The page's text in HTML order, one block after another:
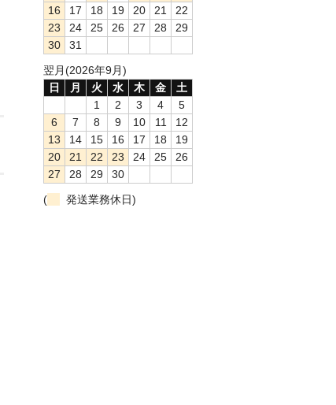
16
17 18 19 20 21
22
23
24 25 26 27 28
29
30
31
翌月(2026年9月)
日
月 火 水 木 金
土
1
2 3 4
5
6
7 8 9 10 11
12
13
14 15 16 17 18
19
20
21 22 23 24 25
26
27
28 29
30
(
発送業務休日)